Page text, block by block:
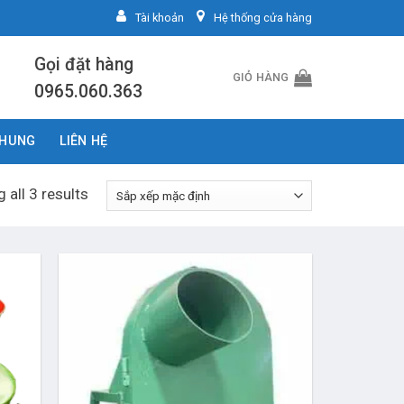
Tài khoản Hệ thống cửa hàng
Gọi đặt hàng
0965.060.363
GIỎ HÀNG
LIÊN HỆ
all 3 results